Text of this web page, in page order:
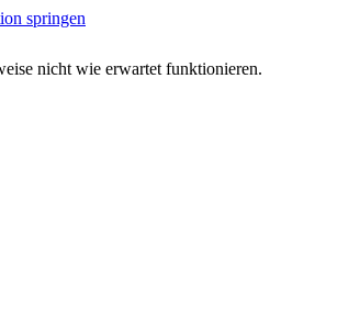
springen
nicht wie erwartet funktionieren.